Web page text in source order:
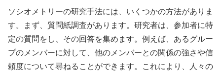
ソシオメトリーの研究手法には、いくつかの方法がありま
す。まず、質問紙調査があります。研究者は、参加者に特
定の質問をし、その回答を集めます。例えば、あるグルー
プのメンバーに対して、他のメンバーとの関係の強さや信
頼度について尋ねることができます。これにより、人々の